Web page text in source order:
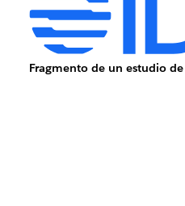
Fragmento de un estudio